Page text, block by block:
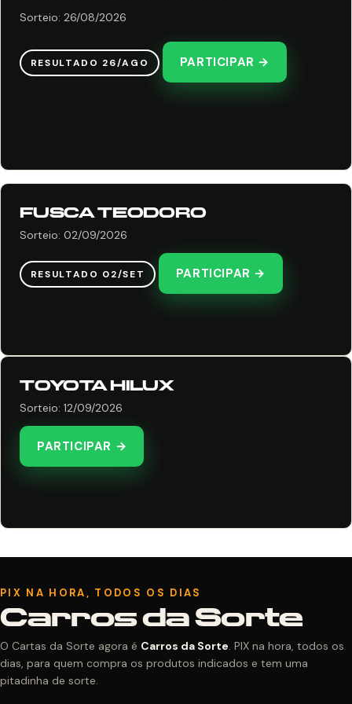
Sorteio: 26/08/2026
RESULTADO 26/AGO PARTICIPAR →
FUSCA TEODORO
Sorteio: 02/09/2026
RESULTADO 02/SET PARTICIPAR →
TOYOTA HILUX
Sorteio: 12/09/2026
PARTICIPAR →
PIX NA HORA, TODOS OS DIAS
Carros da Sorte
O Cartas da Sorte agora é Carros da Sorte. PIX na hora, todos os
dias, para quem compra os produtos indicados e tem uma
pitadinha de sorte.